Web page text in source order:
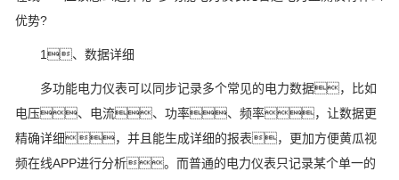
优势?
1、数据详细
多功能电力仪表可以同步记录多个常见的电力数据，比如
电压、电流、功率、频率，让数据更
精确详细，并且能生成详细的报表，更加方便黄瓜视
频在线APP进行分析。而普通的电力仪表只记录某个单一的